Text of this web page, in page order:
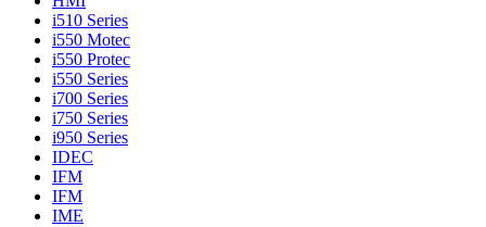
i510 Series
i550 Motec
i550 Protec
i550 Series
i700 Series
i750 Series
i950 Series
IDEC
IFM
IFM
IME